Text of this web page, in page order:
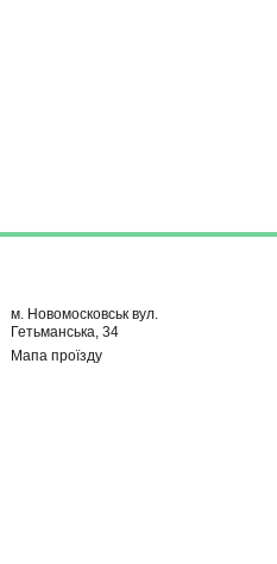
м. Новомосковськ вул.
Гетьманська, 34
Мапа проїзду